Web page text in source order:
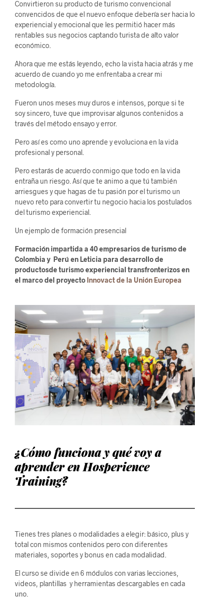
Convirtieron su producto de turismo convencional
convencidos de que el nuevo enfoque debería ser hacia lo
experiencial y emocional que les permitió hacer más
rentables sus negocios captando turista de alto valor
económico.
Ahora que me estás leyendo, echo la vista hacia atrás y me
acuerdo de cuando yo me enfrentaba a crear mi
metodología.
Fueron unos meses muy duros e intensos, porque si te
soy sincero, tuve que improvisar algunos contenidos a
través del método ensayo y error.
Pero así es como uno aprende y evoluciona en la vida
profesional y personal.
Pero estarás de acuerdo conmigo que todo en la vida
entraña un riesgo. Así que te animo a que tú también
arriesgues y que hagas de tu pasión por el turismo un
nuevo reto para convertir tu negocio hacia los postulados
del turismo experiencial.
​Un ejemplo de formación presencial
Formación impartida a 40 empresarios de turismo de
Colombia y Perú en Leticia para desarrollo de
productosde turismo experiencial transfronterizos en
el marco del proyecto Innovact de la Unión Europea
¿Cómo funciona y qué voy a
aprender en Hosperience
Training?
Tienes tres planes o modalidades a elegir: básico, plus y
total con mismos contenidos pero con diferentes
materiales, soportes y bonus en cada modalidad.
El curso se divide en 6 módulos con varias lecciones,
videos, plantillas y herramientas descargables en cada
uno.